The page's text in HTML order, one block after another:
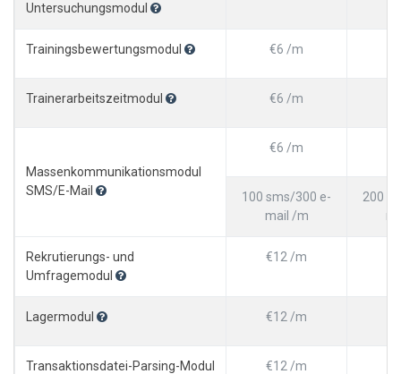
Untersuchungsmodul
Trainingsbewertungsmodul €6 /m
Trainerarbeitszeitmodul €6 /m
Massenkommunikationsmodul
SMS/E-Mail
€6 /m
100 sms/300 e-
mail /m
200
Rekrutierungs- und
Umfragemodul
€12 /m
Lagermodul €12 /m
Transaktionsdatei-Parsing-Modul €12 /m